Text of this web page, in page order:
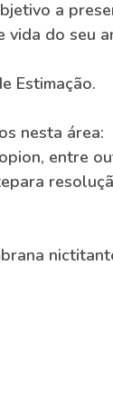
a
do seu
Estimação.
nesta área:
entre